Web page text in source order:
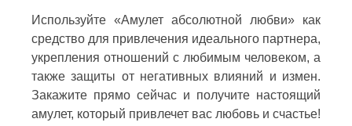
Используйте «Амулет абсолютной любви» как
средство для привлечения идеального партнера,
укрепления отношений с любимым человеком, а
также защиты от негативных влияний и измен.
Закажите прямо сейчас и получите настоящий
амулет, который привлечет вас любовь и счастье!